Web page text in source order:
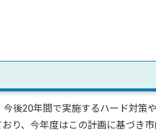
後20年間で実施するハード対策
り、今年度はこの計画に基づき